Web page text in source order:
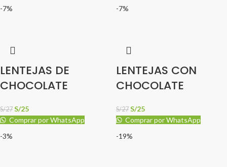
-7%
LENTEJAS DE
CHOCOLATE
S/27 S/25
Comprar por WhatsApp
-7%
LENTEJAS CON
CHOCOLATE
S/27 S/25
Comprar por WhatsApp
-3%
-19%